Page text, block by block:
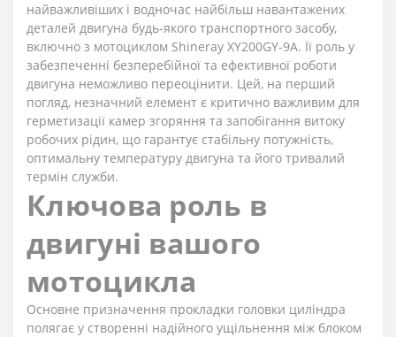
найважливіших і водночас найбільш навантажених
деталей двигуна будь-якого транспортного засобу,
включно з мотоциклом Shineray XY200GY-9A. Її роль у
забезпеченні безперебійної та ефективної роботи
двигуна неможливо переоцінити. Цей, на перший
погляд, незначний елемент є критично важливим для
герметизації камер згоряння та запобігання витоку
робочих рідин, що гарантує стабільну потужність,
оптимальну температуру двигуна та його тривалий
термін служби.
Ключова роль в
двигуні вашого
мотоцикла
Основне призначення прокладки головки циліндра
полягає у створенні надійного ущільнення між блоком